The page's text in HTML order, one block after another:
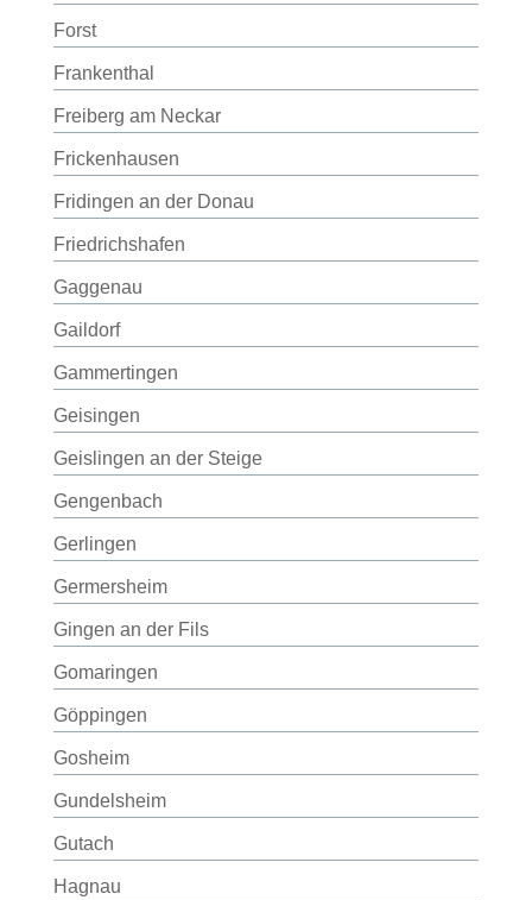
Forst
Frankenthal
Freiberg am Neckar
Frickenhausen
Fridingen an der Donau
Friedrichshafen
Gaggenau
Gaildorf
Gammertingen
Geisingen
Geislingen an der Steige
Gengenbach
Gerlingen
Germersheim
Gingen an der Fils
Gomaringen
Göppingen
Gosheim
Gundelsheim
Gutach
Hagnau